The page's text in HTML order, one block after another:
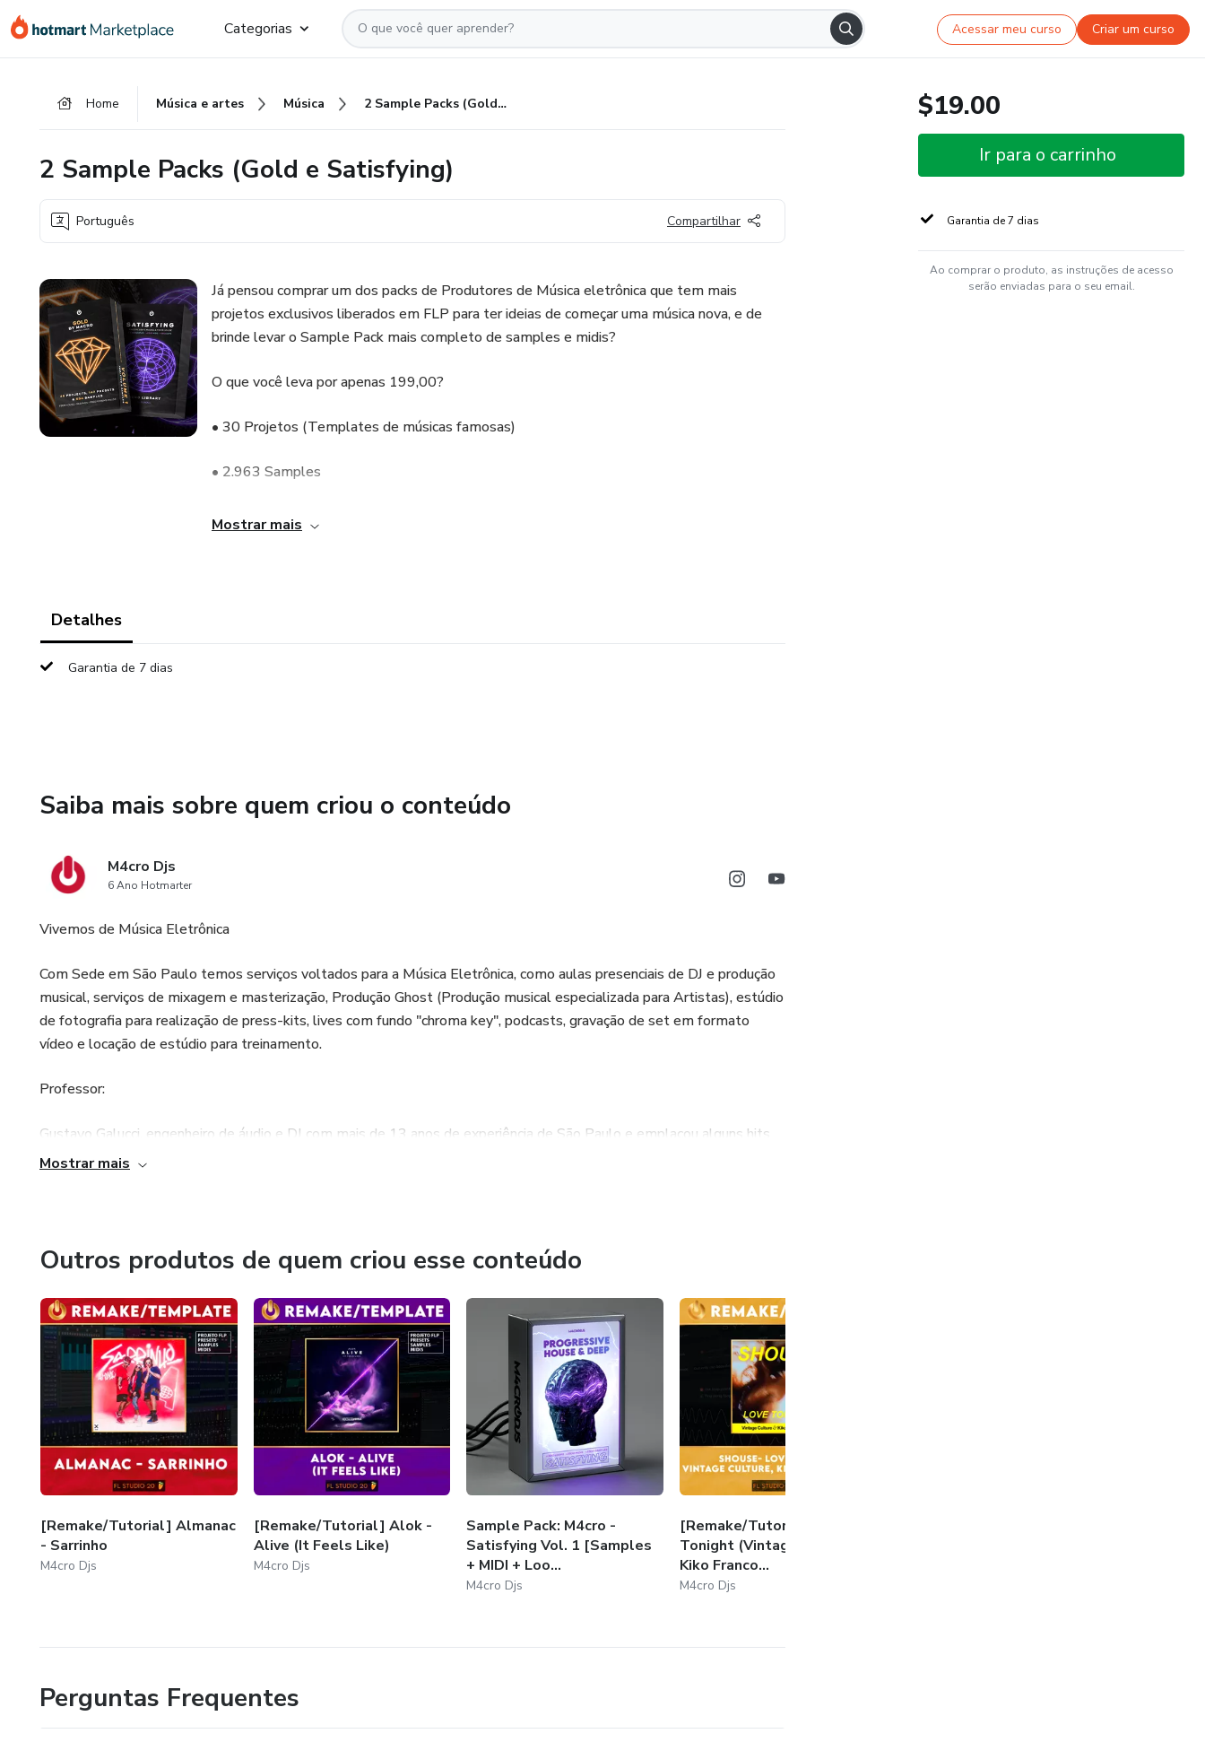
para
para
para
Categorias Acessar meu curso Criar um curso
Home Música e artes Música 2 Sample Packs (Gold e Satisfying)
2 Sample Packs (Gold e Satisfying)
Português Compartilhar
Já pensou comprar um dos packs de Produtores de Música eletrônica que tem mais
projetos exclusivos liberados em FLP para ter ideias de começar uma música nova, e de
brinde levar o Sample Pack mais completo de samples e midis?
O que você leva por apenas 199,00?
• 30 Projetos (Templates de músicas famosas)
• 2.963 Samples
• 2.667 MIDIS (melodias pra se inspirar)
Mostrar mais
Detalhes
Garantia de 7 dias
Saiba mais sobre quem criou o conteúdo
M4cro Djs
6 Ano Hotmarter
Vivemos de Música Eletrônica
Com Sede em São Paulo temos serviços voltados para a Música Eletrônica, como aulas presenciais de DJ e produção
musical, serviços de mixagem e masterização, Produção Ghost (Produção musical especializada para Artistas), estúdio
de fotografia para realização de press-kits, lives com fundo "chroma key", podcasts, gravação de set em formato
vídeo e locação de estúdio para treinamento.
Professor:
Gustavo Galucci, engenheiro de áudio e DJ com mais de 13 anos de experiência de São Paulo e emplacou alguns hits
como "Amor Vivaz", "One More Sign" e "Brasil" em parceria com Gustavo Mota e Zuffo nas maiores gravadoras como
Mostrar mais
Outros produtos de quem criou esse conteúdo
[Remake/Tutorial] Almanac
- Sarrinho
M4cro Djs
[Remake/Tutorial] Alok -
Alive (It Feels Like)
M4cro Djs
Sample Pack: M4cro -
Satisfying Vol. 1 [Samples
+ MIDI + Loo...
M4cro Djs
[Remake/Tutorial] Love
Tonight (Vintage Culture,
Kiko Franco...
M4cro Djs
Perguntas Frequentes
$19.00
Ir para o carrinho
Garantia de 7 dias
Ao comprar o produto, as instruções de acesso
serão enviadas para o seu email.